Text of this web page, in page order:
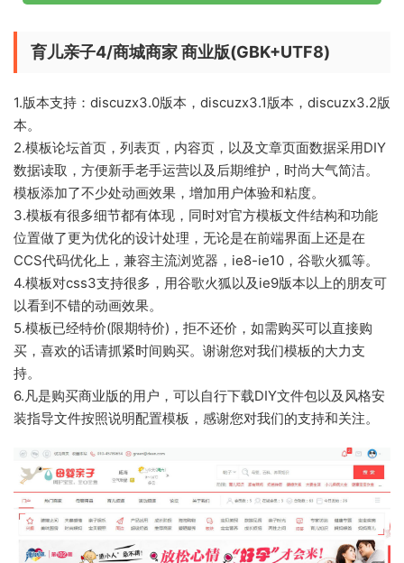
育儿亲子4/商城商家 商业版(GBK+UTF8)
1.版本支持：discuzx3.0版本，discuzx3.1版本，discuzx3.2版
本。
2.模板论坛首页，列表页，内容页，以及文章页面数据采用DIY
数据读取，方便新手老手运营以及后期维护，时尚大气简洁。
模板添加了不少处动画效果，增加用户体验和粘度。
3.模板有很多细节都有体现，同时对官方模板文件结构和功能
位置做了更为优化的设计处理，无论是在前端界面上还是在
CCS代码优化上，兼容主流浏览器，ie8-ie10，谷歌火狐等。
4.模板对css3支持很多，用谷歌火狐以及ie9版本以上的朋友可
以看到不错的动画效果。
5.模板已经特价(限期特价)，拒不还价，如需购买可以直接购
买，喜欢的话请抓紧时间购买。谢谢您对我们模板的大力支
持。
6.凡是购买商业版的用户，可以自行下载DIY文件包以及风格安
装指导文件按照说明配置模板，感谢您对我们的支持和关注。